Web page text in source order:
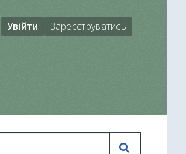
Увійти Зареєструватись